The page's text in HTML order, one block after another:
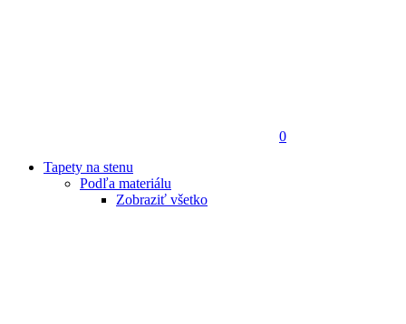
0
Tapety na stenu
Podľa materiálu
Zobraziť všetko